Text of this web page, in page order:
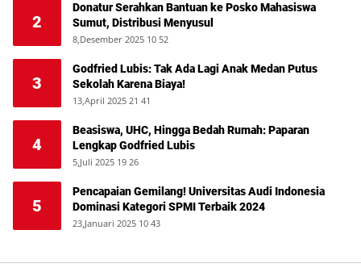
2
Donatur Serahkan Bantuan ke Posko Mahasiswa
Sumut, Distribusi Menyusul
8,Desember 2025 10 52
3
Godfried Lubis: Tak Ada Lagi Anak Medan Putus
Sekolah Karena Biaya!
13,April 2025 21 41
4
Beasiswa, UHC, Hingga Bedah Rumah: Paparan
Lengkap Godfried Lubis
5,Juli 2025 19 26
5
Pencapaian Gemilang! Universitas Audi Indonesia
Dominasi Kategori SPMI Terbaik 2024
23,Januari 2025 10 43